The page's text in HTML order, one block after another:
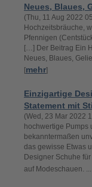
Neues, Blaues,
(Thu, 11 Aug 2022
Hochzeitsbräuche,
Pfennigen
[…] Der Beitrag Ein
Neues, Blaues,
[mehr]
Einzigartige
Statement mit
(Wed, 23 Mar 2022
hochwertige Pumps
bekanntermaßen
das gewisse Etwas
Designer Schuhe
auf Modeschauen.